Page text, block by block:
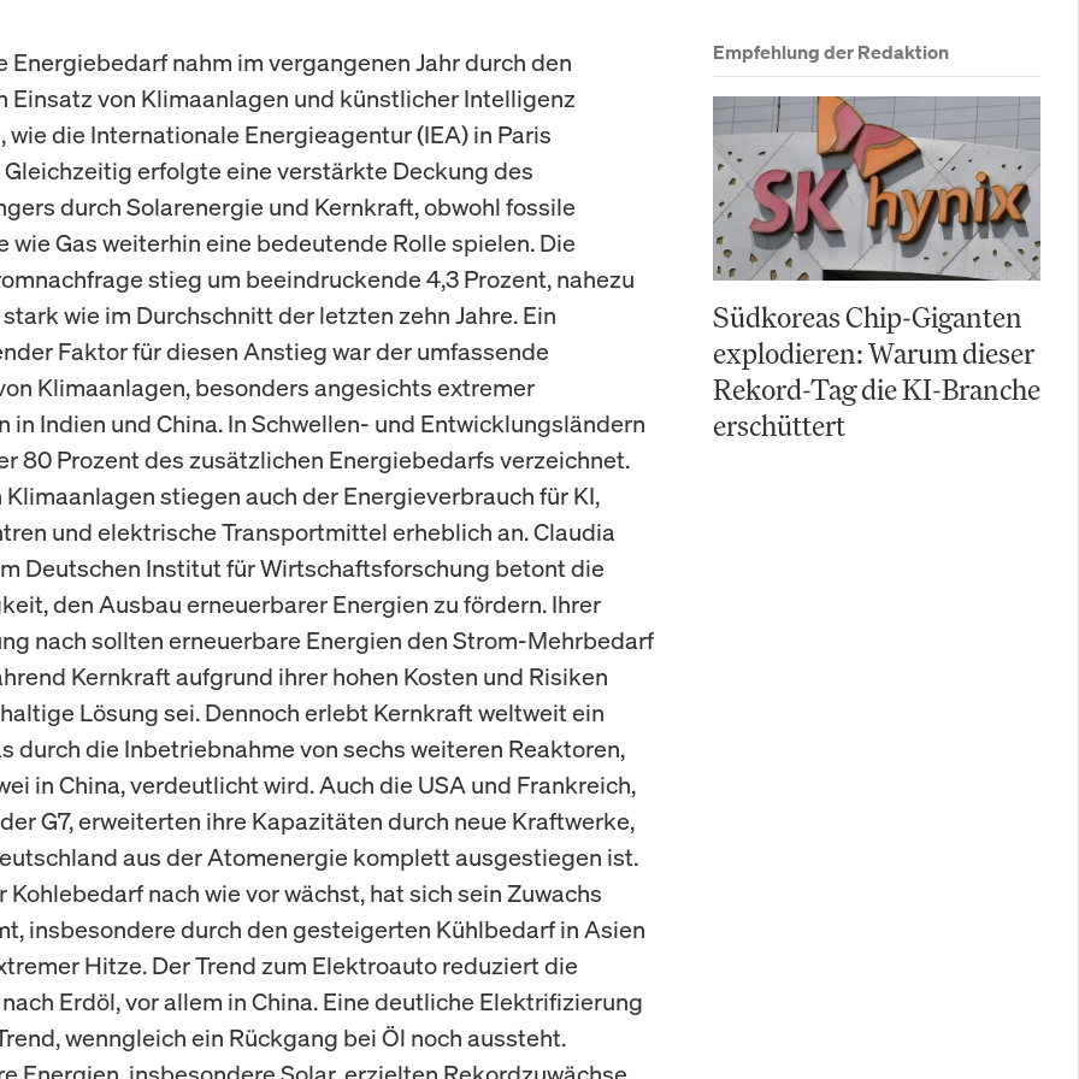
Energiebedarf nahm im vergangenen Jahr durch den
Einsatz von Klimaanlagen und künstlicher Intelligenz
wie die Internationale Energieagentur (IEA) in Paris
erfolgte eine verstärkte Deckung des
durch Solarenergie und Kernkraft, obwohl fossile
wie Gas weiterhin eine bedeutende Rolle spielen. Die
stieg um beeindruckende 4,3 Prozent, nahezu
wie im Durchschnitt der letzten zehn Jahre. Ein
Faktor für diesen Anstieg war der umfassende
Klimaanlagen, besonders angesichts extremer
in Indien und China. In Schwellen- und Entwicklungsländern
80 Prozent des zusätzlichen Energiebedarfs verzeichnet.
stiegen auch der Energieverbrauch für KI,
und elektrische Transportmittel erheblich an. Claudia
Deutschen Institut für Wirtschaftsforschung betont die
den Ausbau erneuerbarer Energien zu fördern. Ihrer
nach sollten erneuerbare Energien den Strom-Mehrbedarf
Kernkraft aufgrund ihrer hohen Kosten und Risiken
Lösung sei. Dennoch erlebt Kernkraft weltweit ein
durch die Inbetriebnahme von sechs weiteren Reaktoren,
in China, verdeutlicht wird. Auch die USA und Frankreich,
G7, erweiterten ihre Kapazitäten durch neue Kraftwerke,
aus der Atomenergie komplett ausgestiegen ist.
Kohlebedarf nach wie vor wächst, hat sich sein Zuwachs
insbesondere durch den gesteigerten Kühlbedarf in Asien
Hitze. Der Trend zum Elektroauto reduziert die
Erdöl, vor allem in China. Eine deutliche Elektrifizierung
wenngleich ein Rückgang bei Öl noch aussteht.
Empfehlung der Redaktion
Südkoreas Chip-Giganten
explodieren: Warum dieser
Rekord-Tag die KI-Branche
erschüttert